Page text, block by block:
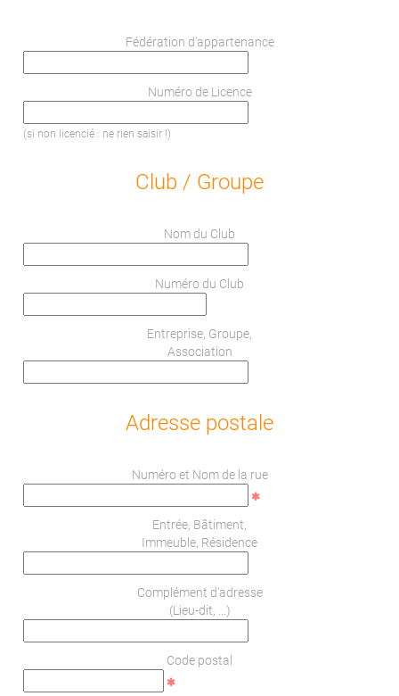
Fédération d'appartenance
Numéro de Licence
(si non licencié : ne rien saisir !)
Club / Groupe
Nom du Club
Numéro du Club
Entreprise, Groupe,
Association
Adresse postale
Numéro et Nom de la rue
Entrée, Bâtiment,
Immeuble, Résidence
Complément d'adresse
(Lieu-dit, ...)
Code postal